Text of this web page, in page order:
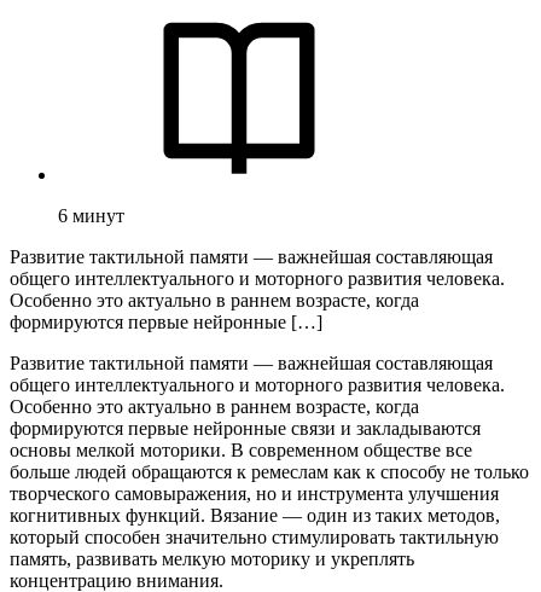
6 минут
Развитие тактильной памяти — важнейшая составляющая
общего интеллектуального и моторного развития человека.
Особенно это актуально в раннем возрасте, когда
формируются первые нейронные […]
Развитие тактильной памяти — важнейшая составляющая
общего интеллектуального и моторного развития человека.
Особенно это актуально в раннем возрасте, когда
формируются первые нейронные связи и закладываются
основы мелкой моторики. В современном обществе все
больше людей обращаются к ремеслам как к способу не только
творческого самовыражения, но и инструмента улучшения
когнитивных функций. Вязание — один из таких методов,
который способен значительно стимулировать тактильную
память, развивать мелкую моторику и укреплять
концентрацию внимания.